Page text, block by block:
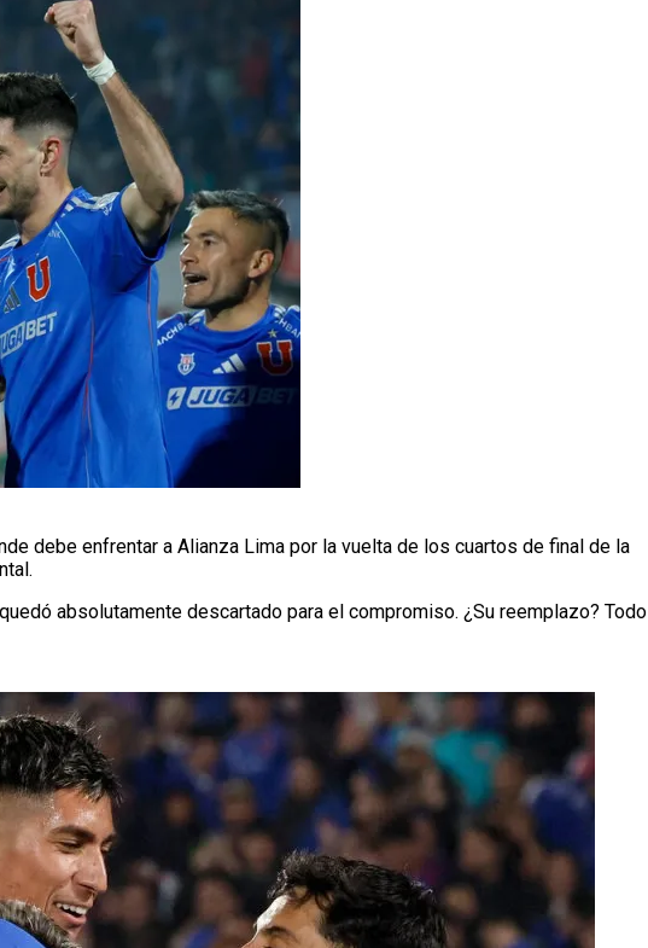
debe enfrentar a Alianza Lima por la vuelta de los cuartos de final de la
absolutamente descartado para el compromiso. ¿Su reemplazo? Todo